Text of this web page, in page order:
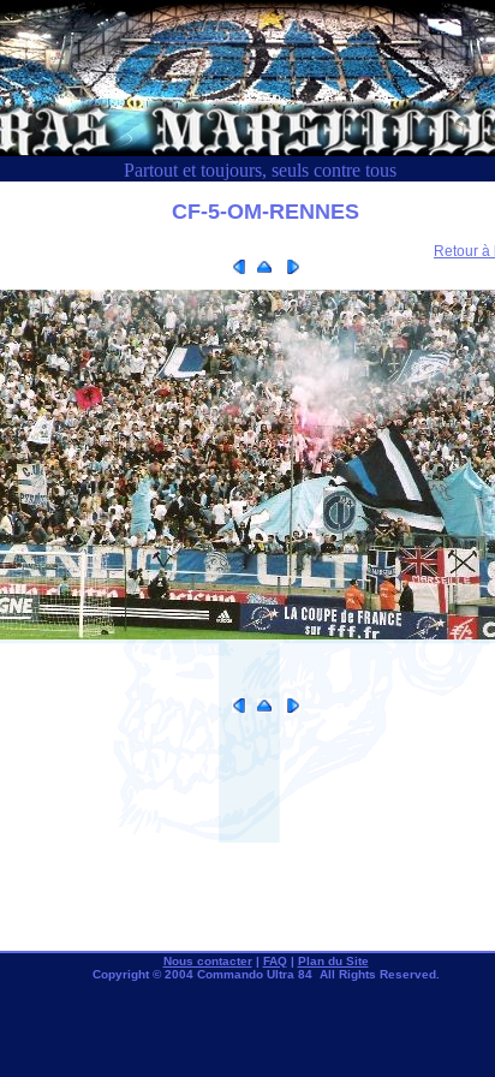
Partout et toujours, seuls contre tous
CF-5-OM-RENNES
Retour à
Nous contacter| FAQ| Plan du Site
Copyright © 2004 Commando Ultra 84 All Rights Reserved.